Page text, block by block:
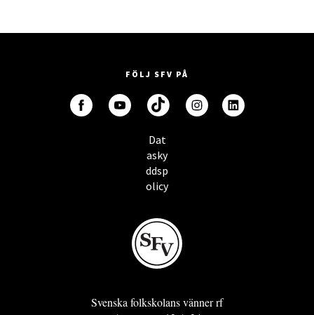
FÖLJ SFV PÅ
Dat
asky
ddsp
olicy
Svenska folkskolans vänner rf